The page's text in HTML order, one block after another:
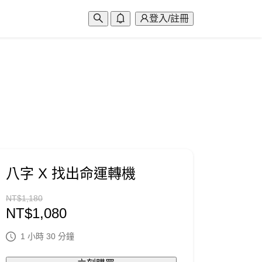
登入/註冊
八字 X 找出命運轉機
NT$1,180
NT$1,080
1 小時 30 分鐘